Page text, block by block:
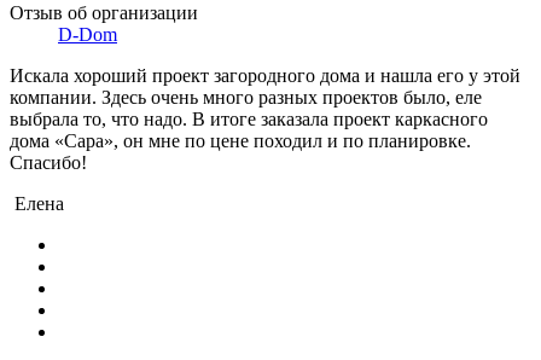
Отзыв об организации
D-Dom
Искала хороший проект загородного дома и нашла его у этой
компании. Здесь очень много разных проектов было, еле
выбрала то, что надо. В итоге заказала проект каркасного
дома «Сара», он мне по цене походил и по планировке.
Спасибо!
Елена